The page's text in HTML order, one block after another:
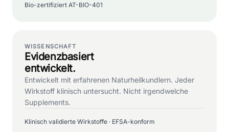
Bio-zertifiziert AT-BIO-401
WISSENSCHAFT
Evidenzbasiert
entwickelt.
Entwickelt mit erfahrenen Naturheilkundlern. Jeder
Wirkstoff klinisch untersucht. Nicht irgendwelche
Supplements.
Klinisch validierte Wirkstoffe · EFSA-konform